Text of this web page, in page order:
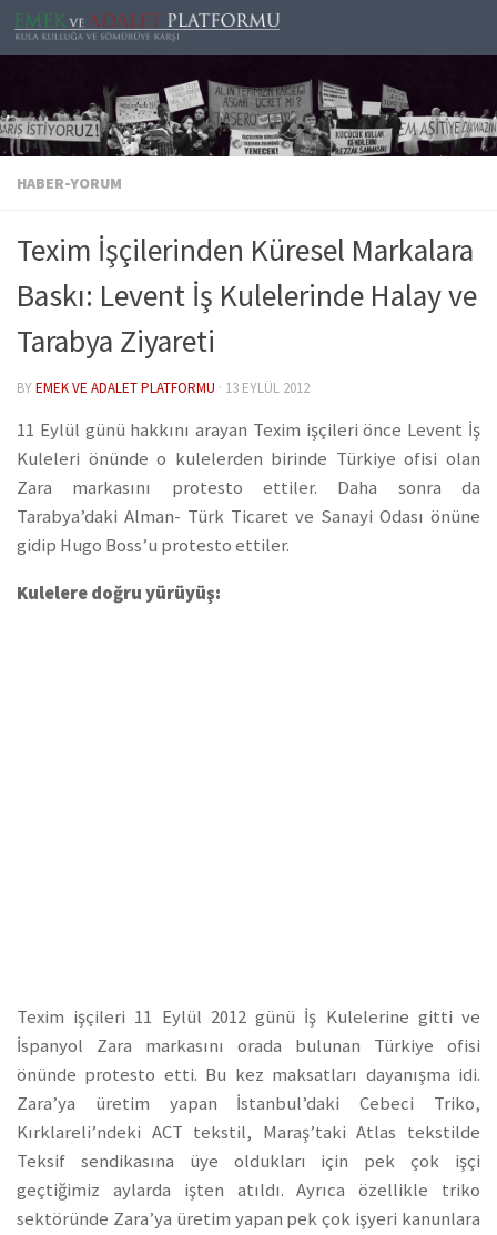
Skip to content
HABER-YORUM
Texim İşçilerinden Küresel Markalara
Baskı: Levent İş Kulelerinde Halay ve
Tarabya Ziyareti
BYEMEK VE ADALET PLATFORMU · 13 EYLÜL 2012
11 Eylül günü hakkını arayan Texim işçileri önce Levent İş
Kuleleri önünde o kulelerden birinde Türkiye ofisi olan
Zara markasını protesto ettiler. Daha sonra da
Tarabya’daki Alman- Türk Ticaret ve Sanayi Odası önüne
gidip Hugo Boss’u protesto ettiler.
Kulelere doğru yürüyüş:
Texim işçileri 11 Eylül 2012 günü İş Kulelerine gitti ve
İspanyol Zara markasını orada bulunan Türkiye ofisi
önünde protesto etti. Bu kez maksatları dayanışma idi.
Zara’ya üretim yapan İstanbul’daki Cebeci Triko,
Kırklareli’ndeki ACT tekstil, Maraş’taki Atlas tekstilde
Teksif sendikasına üye oldukları için pek çok işçi
geçtiğimiz aylarda işten atıldı. Ayrıca özellikle triko
sektöründe Zara’ya üretim yapan pek çok işyeri kanunlara